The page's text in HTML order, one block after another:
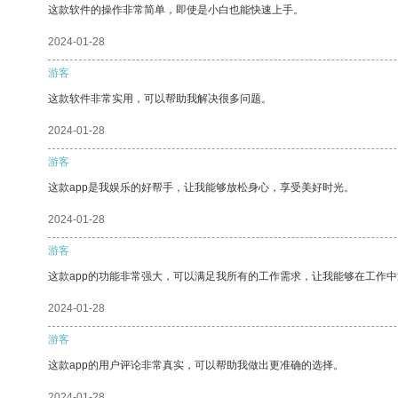
这款软件的操作非常简单，即使是小白也能快速上手。
2024-01-28
游客
这款软件非常实用，可以帮助我解决很多问题。
2024-01-28
游客
这款app是我娱乐的好帮手，让我能够放松身心，享受美好时光。
2024-01-28
游客
这款app的功能非常强大，可以满足我所有的工作需求，让我能够在工作中
2024-01-28
游客
这款app的用户评论非常真实，可以帮助我做出更准确的选择。